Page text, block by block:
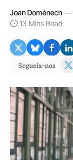
Joan Domènech
13 Mins Read
Segueix-nos
X